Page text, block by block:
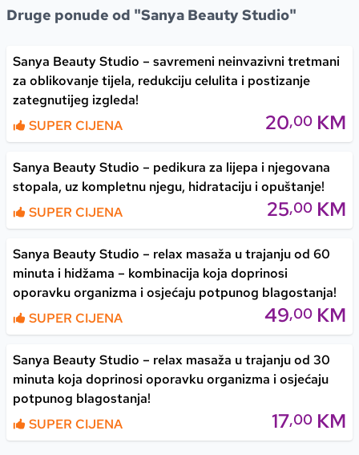
Druge ponude od "Sanya Beauty Studio"
Sanya Beauty Studio – savremeni neinvazivni tretmani
za oblikovanje tijela, redukciju celulita i postizanje
zategnutijeg izgleda!
SUPER CIJENA
20,00 KM
Sanya Beauty Studio – pedikura za lijepa i njegovana
stopala, uz kompletnu njegu, hidrataciju i opuštanje!
SUPER CIJENA
25,00 KM
Sanya Beauty Studio – relax masaža u trajanju od 60
minuta i hidžama – kombinacija koja doprinosi
oporavku organizma i osjećaju potpunog blagostanja!
SUPER CIJENA
49,00 KM
Sanya Beauty Studio – relax masaža u trajanju od 30
minuta koja doprinosi oporavku organizma i osjećaju
potpunog blagostanja!
SUPER CIJENA
17,00 KM